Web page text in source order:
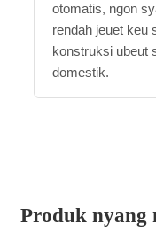
otomatis, ngon
rendah jeuet keu
konstruksi ubeut
domestik.
Produk nyang